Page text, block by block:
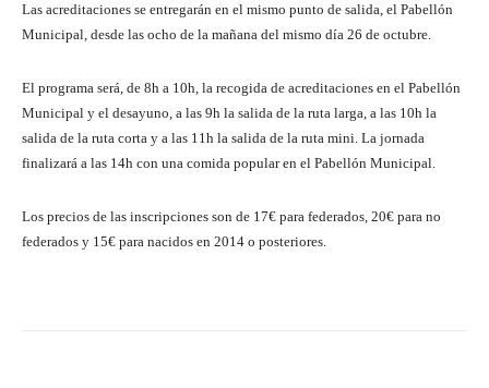
Las acreditaciones se entregarán en el mismo punto de salida, el Pabellón
Municipal, desde las ocho de la mañana del mismo día 26 de octubre.
El programa será, de 8h a 10h, la recogida de acreditaciones en el Pabellón
Municipal y el desayuno, a las 9h la salida de la ruta larga, a las 10h la
salida de la ruta corta y a las 11h la salida de la ruta mini. La jornada
finalizará a las 14h con una comida popular en el Pabellón Municipal.
Los precios de las inscripciones son de 17€ para federados, 20€ para no
federados y 15€ para nacidos en 2014 o posteriores.